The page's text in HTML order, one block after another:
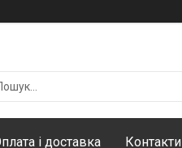
і доставка Контакти